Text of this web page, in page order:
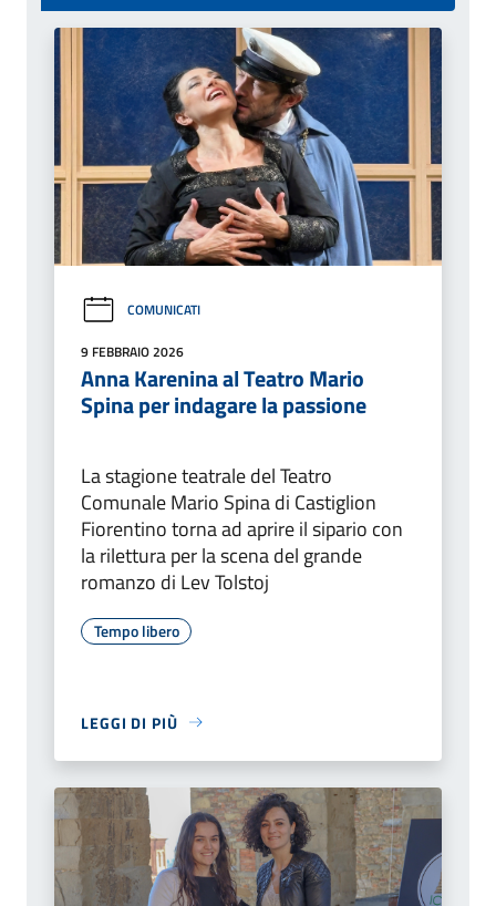
COMUNICATI
9 FEBBRAIO 2026
Anna Karenina al Teatro Mario
Spina per indagare la passione
La stagione teatrale del Teatro
Comunale Mario Spina di Castiglion
Fiorentino torna ad aprire il sipario con
la rilettura per la scena del grande
romanzo di Lev Tolstoj
Tempo libero
LEGGI DI PIÙ